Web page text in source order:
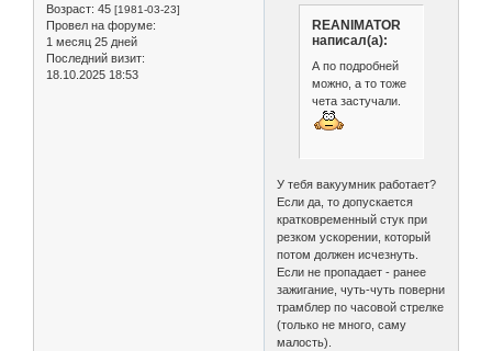
Возраст: 45 [1981-03-23]
Провел на форуме:
1 месяц 25 дней
Последний визит:
18.10.2025 18:53
REANIMATOR
написал(а):
А по подробней
можно, а то тоже
чета застучали.
У тебя вакуумник работает?
Если да, то допускается
кратковременный стук при
резком ускорении, который
потом должен исчезнуть.
Если не пропадает - ранее
зажигание, чуть-чуть поверни
трамблер по часовой стрелке
(только не много, саму
малость).